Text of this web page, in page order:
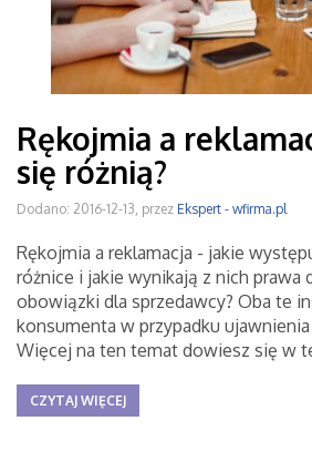
Rękojmia a
się różnią?
Dodano: 2016-12-13, przez Ekspert - wfirma.pl
Rękojmia a reklamacja - jakie
różnice i jakie wynikają z nich prawa
obowiązki dla sprzedawcy? Oba te
konsumenta w przypadku
Więcej na ten temat dowiesz się w
CZYTAJ WIĘCEJ